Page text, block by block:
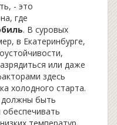
- это
где
. В суровых
в Екатеринбурге,
или даже
здесь
холодного старта.
должны быть